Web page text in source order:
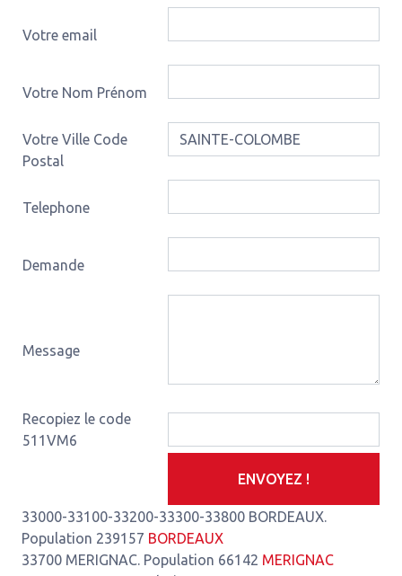
Votre email
Votre Nom Prénom
Votre Ville Code
Postal
Telephone
Demande
Message
Recopiez le code
511VM6
ENVOYEZ !
33000-33100-33200-33300-33800 BORDEAUX.
Population 239157 BORDEAUX
33700 MERIGNAC. Population 66142 MERIGNAC